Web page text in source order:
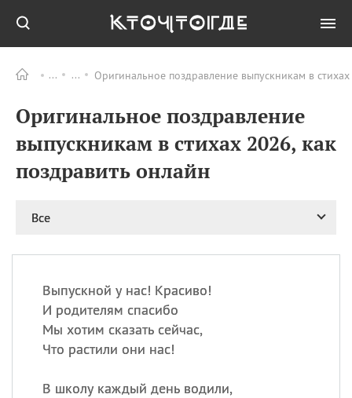
Оригинальное поздравление выпускникам в
Оригинальное поздравление
выпускникам в стихах 2026, как
поздравить онлайн
Все
Выпускной у нас! Красиво!
И родителям спасибо
Мы хотим сказать сейчас,
Что растили они нас!
В школу каждый день водили,
ПРАЗДНИКИ Все
09.08 День памяти жертв
атомной
бомбардировки
09.08 День Дымняшки
ИМЕНА